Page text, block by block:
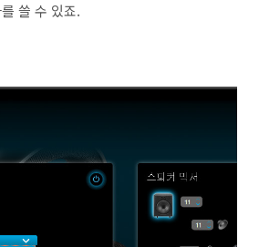
쓸 수 있죠.